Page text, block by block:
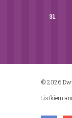
31
© 2026
Listkiem